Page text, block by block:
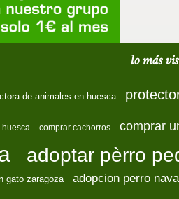
lo más
de animales en huesca
huesca comprar cachorros comprar
adoptar pèrro
gato zaragoza adopcion perro